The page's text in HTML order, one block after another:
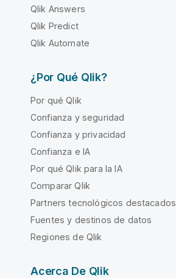
Qlik Answers
Qlik Predict
Qlik Automate
¿Por Qué Qlik?
Por qué Qlik
Confianza y seguridad
Confianza y privacidad
Confianza e IA
Por qué Qlik para la IA
Comparar Qlik
Partners tecnológicos destacados
Fuentes y destinos de datos
Regiones de Qlik
Acerca De Qlik